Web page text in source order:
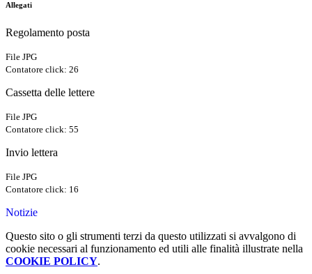
Allegati
Regolamento posta
File JPG
Contatore click: 26
Cassetta delle lettere
File JPG
Contatore click: 55
Invio lettera
File JPG
Contatore click: 16
Notizie
Questo sito o gli strumenti terzi da questo utilizzati si avvalgono di
cookie necessari al funzionamento ed utili alle finalità illustrate nella
COOKIE POLICY.